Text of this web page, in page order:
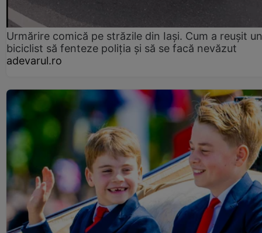
Urmărire comică pe străzile din Iași. Cum a reușit un
biciclist să fenteze poliția și să se facă nevăzut
adevarul.ro